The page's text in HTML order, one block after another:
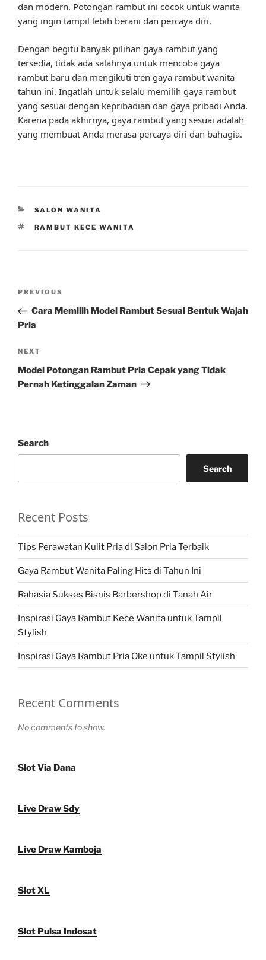
dan modern. Potongan rambut ini cocok untuk wanita
yang ingin tampil lebih berani dan percaya diri.
Dengan begitu banyak pilihan gaya rambut yang
tersedia, tidak ada salahnya untuk mencoba gaya
rambut baru dan mengikuti tren gaya rambut wanita
tahun ini. Ingatlah untuk selalu memilih gaya rambut
yang sesuai dengan kepribadian dan gaya pribadi Anda.
Karena pada akhirnya, gaya rambut yang sesuai adalah
yang membuat Anda merasa percaya diri dan bahagia.
CATEGORIES
SALON WANITA
TAGS
RAMBUT KECE WANITA
Previous
Post
PREVIOUS
Cara Memilih Model Rambut Sesuai Bentuk Wajah
Pria
Next
Post
NEXT
Model Potongan Rambut Pria Cepak yang Tidak
Pernah Ketinggalan Zaman
Search
Search
Recent Posts
Tips Perawatan Kulit Pria di Salon Pria Terbaik
Gaya Rambut Wanita Paling Hits di Tahun Ini
Rahasia Sukses Bisnis Barbershop di Tanah Air
Inspirasi Gaya Rambut Kece Wanita untuk Tampil
Stylish
Inspirasi Gaya Rambut Pria Oke untuk Tampil Stylish
Recent Comments
No comments to show.
Slot Via Dana
Live Draw Sdy
Live Draw Kamboja
Slot XL
Slot Pulsa Indosat